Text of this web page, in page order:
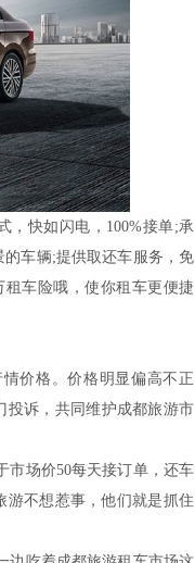
，快如闪电，100%接单;承
车辆;提供取还车服务，免
车险哦，使你租车更便捷
价格。价格明显偏高不正
投诉，共同维护成都旅游市
市场价50每天接订单，还车
游不想惹事，他们就是抓住